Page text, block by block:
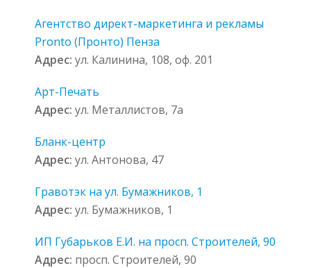
Агентство директ-маркетинга и рекламы
Pronto (Пронто) Пенза
Адрес: ул. Калинина, 108, оф. 201
Арт-Печать
Адрес: ул. Металлистов, 7а
Бланк-центр
Адрес: ул. Антонова, 47
Гравотэк на ул. Бумажников, 1
Адрес: ул. Бумажников, 1
ИП Губарьков Е.И. на просп. Строителей, 90
Адрес: просп. Строителей, 90